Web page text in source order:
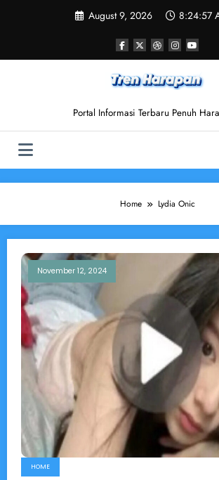
August 9, 2026 8:24:57
Portal Informasi Terbaru Penuh
Home Lydia Onic
November 12, 2024
HOME